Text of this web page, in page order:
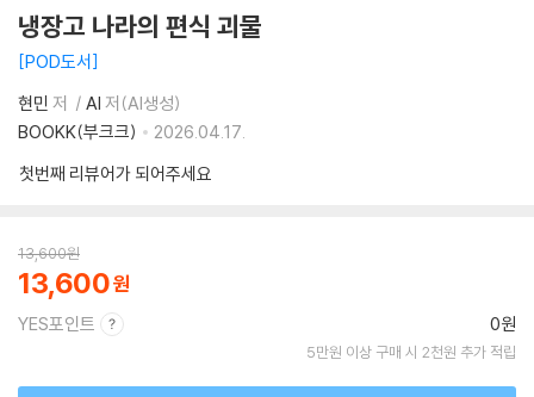
냉장고 나라의 편식 괴물
POD도서
현민 저 AI 저(AI생성)
BOOKK(부크크)
2026.04.17.
첫번째 리뷰어가 되어주세요
13,600원
13,600
YES포인트 0원
5만원 이상 구매 시 2천원 추가 적립